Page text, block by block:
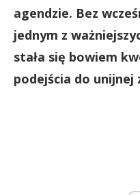
agendzie. Bez
jednym z
stała się bowiem
podejścia do unijnej